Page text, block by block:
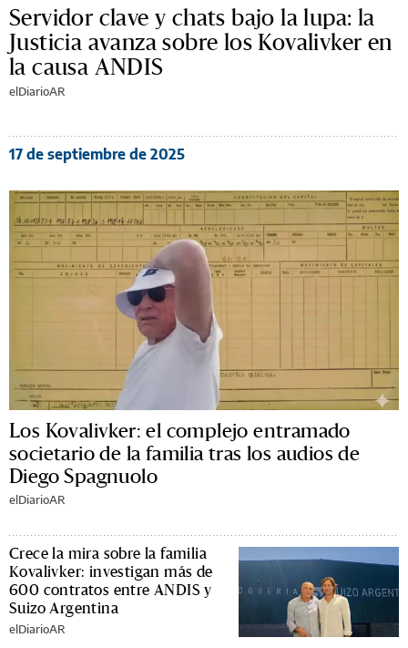
Servidor clave y chats bajo la lupa: la
Justicia avanza sobre los Kovalivker en
la causa ANDIS
elDiarioAR
17 de septiembre de 2025
Los Kovalivker: el complejo entramado
societario de la familia tras los audios de
Diego Spagnuolo
elDiarioAR
Crece la mira sobre la familia
Kovalivker: investigan más de
600 contratos entre ANDIS y
Suizo Argentina
elDiarioAR